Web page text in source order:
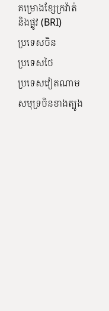
គម្រោងខ្សែក្រវ៉ាត់
និងផ្លូវ (BRI)
ប្រទេសចិន
ប្រទេសថៃ
ប្រទេសវៀតណាម
សមុទ្រចិនខាងត្បូង